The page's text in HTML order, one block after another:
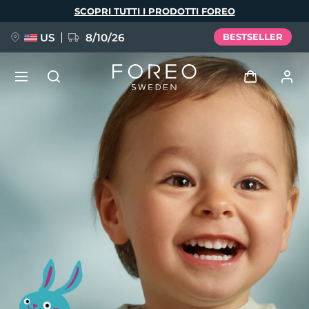
SCOPRI TUTTI I PRODOTTI FOREO
US 8/10/26 BESTSELLER
Accedi
Profilo utente
I miei dispositivi
I miei ordini
I miei indirizzi
I miei abbonamenti
FAQ™ Pure Beauty-Tech Elixir
BREAKING NEWS
issa™ Teeth Whitening Set
Deutsch
Español
Italiano
Português
Svenska
Русский
Türkçe
简体中文 繁體中文